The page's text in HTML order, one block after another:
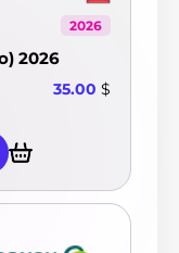
2026
2026
35.00 $